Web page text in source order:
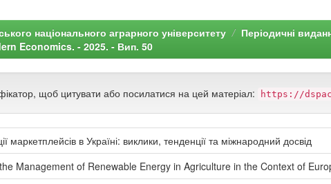
національного аграрного університету Періодичні
Economics. - 2025. - Вип. 50
щоб цитувати або посилатися на цей матеріал: https://
маркетплейсів в Україні: виклики, тенденції та міжнародний досвід
Management of Renewable Energy in Agriculture in the Context of